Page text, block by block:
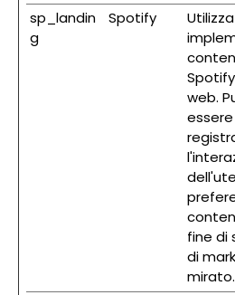
sp_landin
g
Spotify
web.
fine di
di
mirato.